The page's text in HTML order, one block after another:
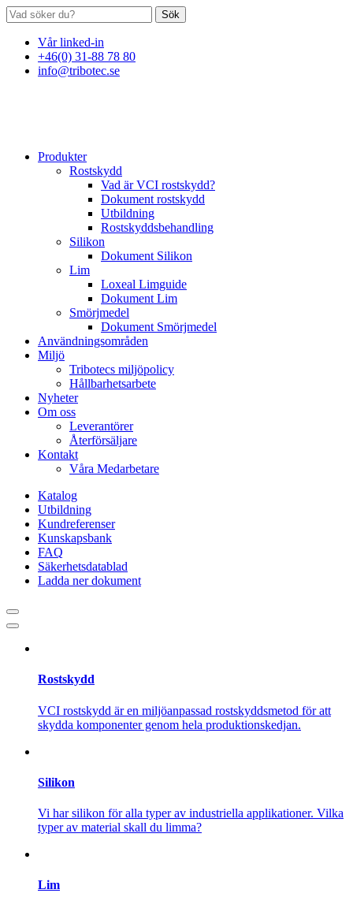
Sök
Vår linked-in
+46(0) 31-88 78 80
info@tribotec.se
Produkter
Rostskydd
Vad är VCI rostskydd?
Dokument rostskydd
Utbildning
Rostskyddsbehandling
Silikon
Dokument Silikon
Lim
Loxeal Limguide
Dokument Lim
Smörjmedel
Dokument Smörjmedel
Användningsområden
Miljö
Tribotecs miljöpolicy
Hållbarhetsarbete
Nyheter
Om oss
Leverantörer
Återförsäljare
Kontakt
Våra Medarbetare
Katalog
Utbildning
Kundreferenser
Kunskapsbank
FAQ
Säkerhetsdatablad
Ladda ner dokument
Rostskydd
VCI rostskydd är en miljöanpassad rostskyddsmetod för att
skydda komponenter genom hela produktionskedjan.
Silikon
Vi har silikon för alla typer av industriella applikationer. Vilka
typer av material skall du limma?
Lim